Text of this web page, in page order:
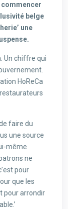
belge
une
Un chiffre qui
HoReCa
faire du
une source
même
ne
pour
que les
pour arrondir